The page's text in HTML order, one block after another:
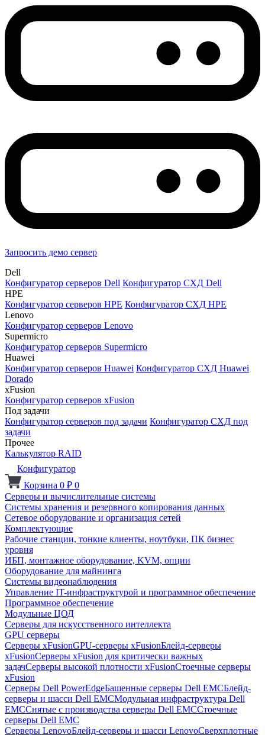
Запросить демо сервер
Dell
Конфигуратор серверов Dell Конфигуратор СХД Dell
HPE
Конфигуратор серверов HPE Конфигуратор СХД HPE
Lenovo
Конфигуратор серверов Lenovo
Supermicro
Конфигуратор серверов Supermicro
Huawei
Конфигуратор серверов Huawei Конфигуратор СХД Huawei
Dorado
xFusion
Конфигуратор серверов xFusion
Под задачи
Конфигуратор серверов под задачи Конфигуратор СХД под
задачи
Прочее
Калькулятор RAID
Конфигуратор
Корзина 0 ₽ 0
Серверы и вычислительные системы
Системы хранения и резервного копирования данных
Сетевое оборудование и организация сетей
Комплектующие
Рабочие станции, тонкие клиенты, ноутбуки, ПК бизнес
уровня
ИБП, монтажное оборудование, KVM, опции
Оборудование для майнинга
Системы видеонаблюдения
Управление IT-инфраструктурой и программное обеспечение
Программное обеспечение
Модульные ЦОД
Серверы для искусственного интеллекта
GPU серверы
Серверы xFusionGPU-серверы xFusionБлейд-серверы
xFusionСерверы xFusion для критически важных
задачСерверы высокой плотности xFusionСтоечные серверы
xFusion
Серверы Dell PowerEdgeБашенные серверы Dell EMCБлейд-
серверы и шасси Dell EMCМодульная инфраструктура Dell
EMCСнятые с производства серверы Dell EMCСтоечные
серверы Dell EMC
Серверы LenovoБлейд-серверы и шасси LenovoСверхплотные